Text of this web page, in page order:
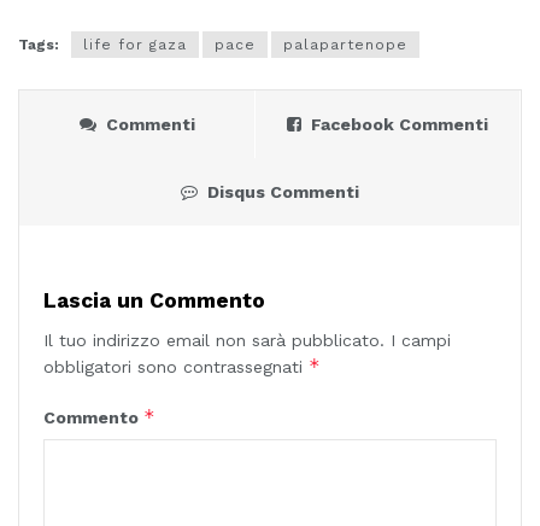
Tags: life for gaza pace palapartenope
Commenti Facebook Commenti
Disqus Commenti
Lascia un Commento
Il tuo indirizzo email non sarà pubblicato. I campi
obbligatori sono contrassegnati *
Commento *